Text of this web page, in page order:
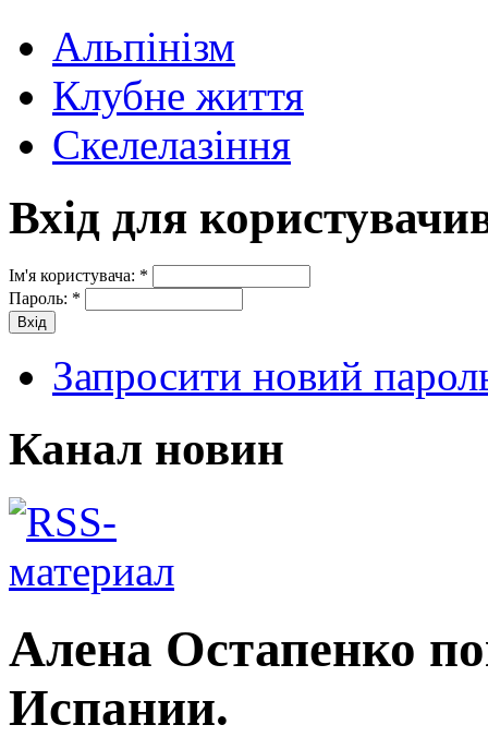
Альпінізм
Клубне життя
Скелелазіння
Вхід для
Ім'я користувача: *
Пароль: *
Запросити новий
Канал новин
Алена Остапенко
Испании.